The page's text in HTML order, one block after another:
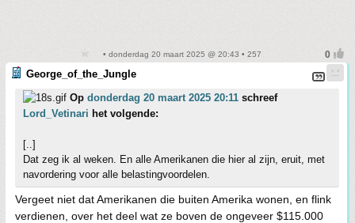
• donderdag 20 maart 2025 @ 20:43 • 257
George_of_the_Jungle
Op donderdag 20 maart 2025 20:11 schreef
Lord_Vetinari het volgende:
[..]
Dat zeg ik al weken. En alle Amerikanen die hier al zijn, eruit, met
navordering voor alle belastingvoordelen.
Vergeet niet dat Amerikanen die buiten Amerika wonen, en flink
verdienen, over het deel wat ze boven de ongeveer $115.000